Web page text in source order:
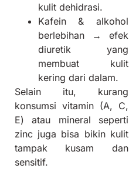
kulit dehidrasi.
Kafein & alkohol
berlebihan → efek
diuretik yang
membuat kulit
kering dari dalam.
Selain itu, kurang
konsumsi vitamin (A, C,
E) atau mineral seperti
zinc juga bisa bikin kulit
tampak kusam dan
sensitif.